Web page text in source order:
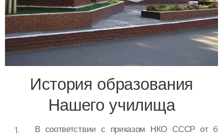
История образования
Нашего училища
В соответствии с приказом НКО СССР от 6